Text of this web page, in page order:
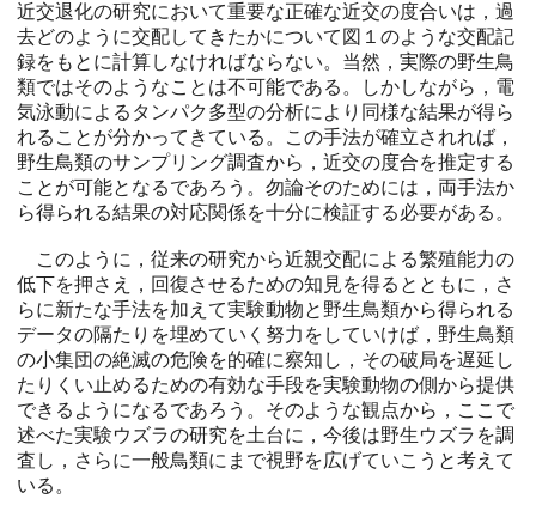
近交退化の研究において重要な正確な近交の度合いは，過
去どのように交配してきたかについて図１のような交配記
録をもとに計算しなければならない。当然，実際の野生鳥
類ではそのようなことは不可能である。しかしながら，電
気泳動によるタンパク多型の分析により同様な結果が得ら
れることが分かってきている。この手法が確立されれば，
野生鳥類のサンプリング調査から，近交の度合を推定する
ことが可能となるであろう。勿論そのためには，両手法か
ら得られる結果の対応関係を十分に検証する必要がある。
このように，従来の研究から近親交配による繁殖能力の
低下を押さえ，回復させるための知見を得るとともに，さ
らに新たな手法を加えて実験動物と野生鳥類から得られる
データの隔たりを埋めていく努力をしていけば，野生鳥類
の小集団の絶滅の危険を的確に察知し，その破局を遅延し
たりくい止めるための有効な手段を実験動物の側から提供
できるようになるであろう。そのような観点から，ここで
述べた実験ウズラの研究を土台に，今後は野生ウズラを調
査し，さらに一般鳥類にまで視野を広げていこうと考えて
いる。